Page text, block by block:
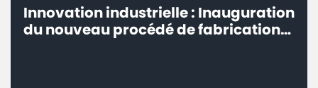
Innovation industrielle : Inauguration
du nouveau procédé de fabrication